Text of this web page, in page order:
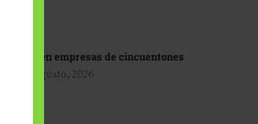
IA en empresas de cincuentones
3 agosto, 2026